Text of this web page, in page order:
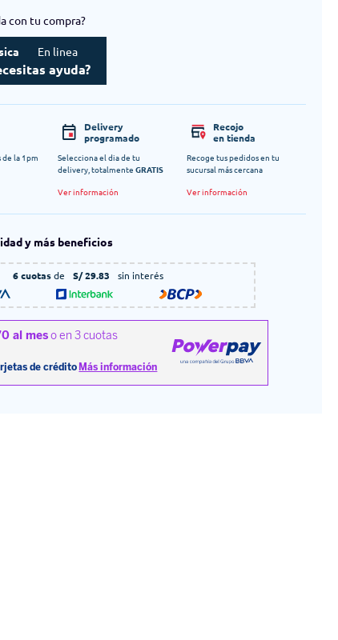
con tu compra?
En linea
ayuda?
la 1pm
Delivery
programado
Selecciona el dia de tu
delivery, totalmente GRATIS
Ver información
Recojo
en tienda
Recoge tus pedidos en tu
sucursal más cercana
Ver información
y más beneficios
6 cuotasde S/ 29.83 sin interés